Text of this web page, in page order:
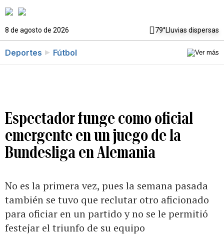
8 de agosto de 2026 79°Lluvias dispersas
Deportes Fútbol
Espectador funge como oficial
emergente en un juego de la
Bundesliga en Alemania
No es la primera vez, pues la semana pasada
también se tuvo que reclutar otro aficionado
para oficiar en un partido y no se le permitió
festejar el triunfo de su equipo